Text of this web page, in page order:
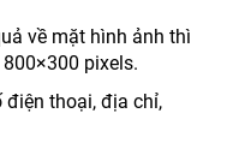
về mặt hình ảnh thì
pixels.
thoại, địa chỉ,